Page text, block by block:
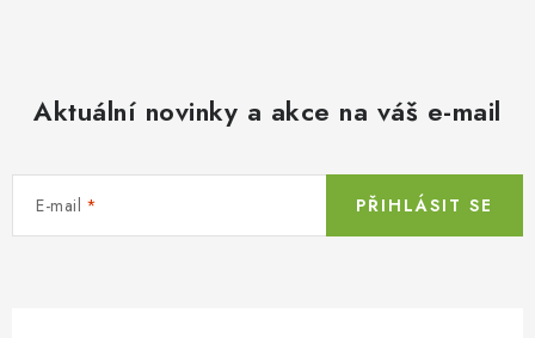
Aktuální novinky a akce na váš e-mail
E-mail PŘIHLÁSIT SE